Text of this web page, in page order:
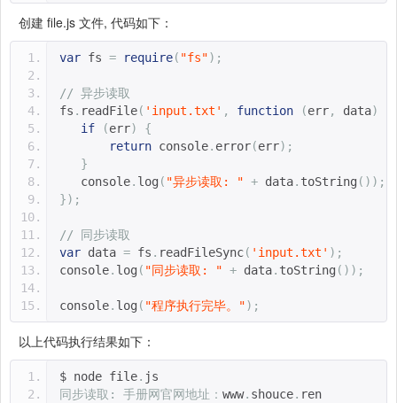
创建 file.js 文件, 代码如下：
var fs = require( "fs");
// 异步读取
fs . readFile( 'input.txt' , function (err, data)
if
(err)
{
return console. error(err);
}
   console
. log ( "异步读取: " + data. toString ());
});
// 同步读取
var data = fs . readFileSync( 'input.txt' );
console. log ( "同步读取: " + data. toString ());
console. log ( "程序执行完毕。");
以上代码执行结果如下：
$ node file. js
同步读取:
手册网官网地址： www. shouce. ren